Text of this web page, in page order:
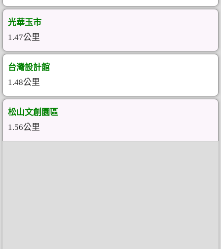
光華玉市
1.47公里
台灣設計館
1.48公里
松山文創園區
1.56公里